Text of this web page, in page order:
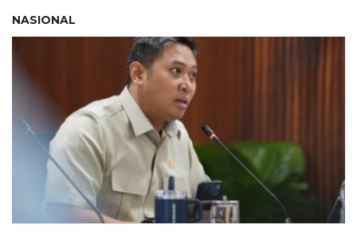
NASIONAL